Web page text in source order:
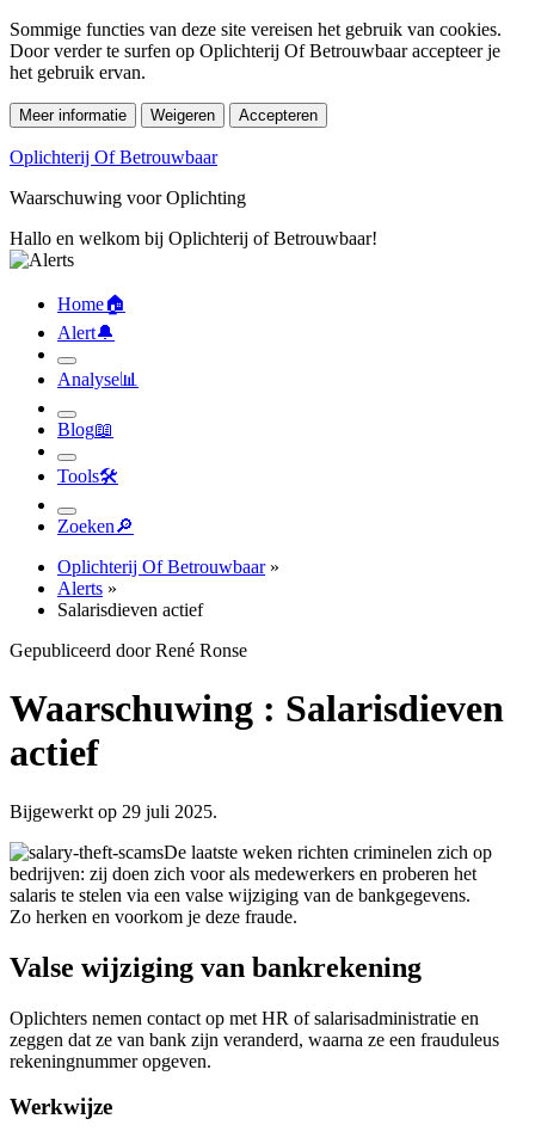
Sommige functies van deze site vereisen het gebruik van cookies.
Door verder te surfen op Oplichterij Of Betrouwbaar accepteer je
het gebruik ervan.
Meer informatie Weigeren Accepteren
Oplichterij Of Betrouwbaar
Waarschuwing voor Oplichting
Hallo en welkom bij Oplichterij of Betrouwbaar!
Home🏠︎
Alert🔔︎
Analyse📊︎
Blog📖︎
Tools🛠︎
Zoeken🔎︎
Oplichterij Of Betrouwbaar»
Alerts »
Salarisdieven actief
Gepubliceerd door René Ronse
Waarschuwing : Salarisdieven
actief
Bijgewerkt op 29 juli 2025.
De laatste weken richten criminelen zich op
bedrijven: zij doen zich voor als medewerkers en proberen het
salaris te stelen via een valse wijziging van de bankgegevens.
Zo herken en voorkom je deze fraude.
Valse wijziging van bankrekening
Oplichters nemen contact op met HR of salarisadministratie en
zeggen dat ze van bank zijn veranderd, waarna ze een frauduleus
rekeningnummer opgeven.
Werkwijze